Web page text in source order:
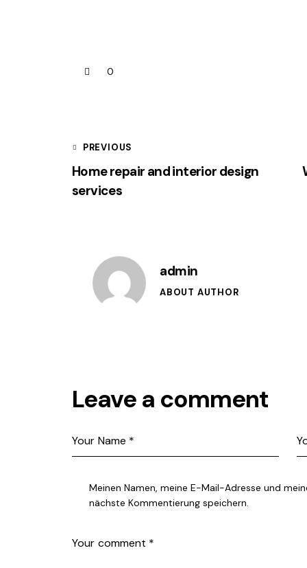
0
PREVIOUS
Home repair and interior design
services
admin
ABOUT AUTHOR
Leave a comment
Meinen Namen, meine E-Mail-Adresse und
nächste Kommentierung speichern.